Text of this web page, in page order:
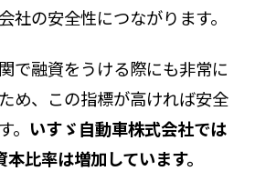
社の安全性につながります。
で融資をうける際にも非常に
め、この指標が高ければ安全
いすゞ自動車株式会社では
比率は増加しています。